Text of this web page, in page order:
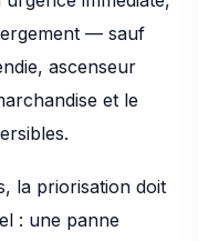
— sauf
ascenseur
et le
la priorisation doit
: une panne